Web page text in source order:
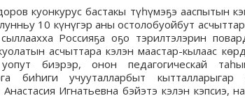
куонкурус бастакы түһүмэҕэ ааспытын
10 күнүгэр аны остолобуойбут
Россияҕа оҕо тэрилтэлэрин
асчыттара кэлэн маастар-кылаас
биэрэр, онон педагогическай
биһиги учууталларбыт
Игнатьевна бэйэтэ кэлэн кэпсиэ,